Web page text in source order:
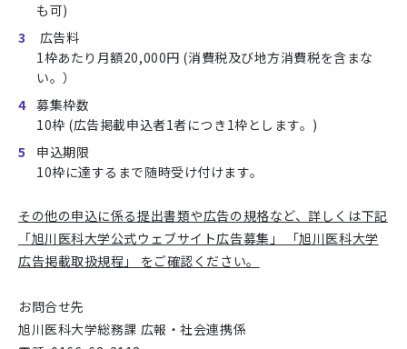
も可)
広告料
1枠あたり月額20,000円 (消費税及び地方消費税を含まな
い。）
募集枠数
10枠 (広告掲載申込者1者につき1枠とします。)
申込期限
10枠に達するまで随時受け付けます。
その他の申込に係る提出書類や広告の規格など、詳しくは下記
「旭川医科大学公式ウェブサイト広告募集」 「旭川医科大学
広告掲載取扱規程」 をご確認ください。
お問合せ先
旭川医科大学総務課 広報・社会連携係